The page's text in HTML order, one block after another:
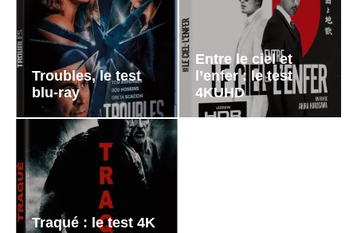
Troubles, le test
blu-ray
Entre le ciel et
l’enfer : le test
4KUHD
Traqué : le test 4K